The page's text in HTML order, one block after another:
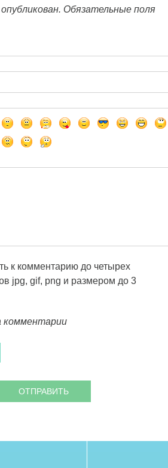
Обязательные поля
к комментарию до четырех
jpg, gif, png и размером до 3
комментарии